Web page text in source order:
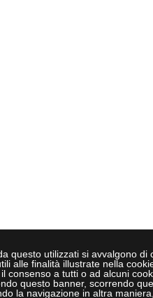
questo utilizzati si avvalgono di
alle finalità illustrate nella
consenso a tutti o ad alcuni
questo banner, scorrendo
la navigazione in altra